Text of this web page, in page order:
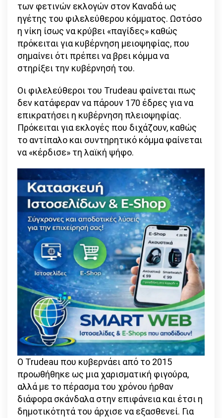
με
μειοψηφία
των φετινών εκλογών στον Καναδά ως
ηγέτης του φιλελεύθερου κόμματος. Ωστόσο
η νίκη ίσως να κρύβει «παγίδες» καθώς
πρόκειται για κυβέρνηση μειοψηφίας, που
σημαίνει ότι πρέπει να βρει κόμμα να
στηρίξει την κυβέρνησή του.
Οι φιλελεύθεροι του Trudeau φαίνεται πως
δεν κατάφεραν να πάρουν 170 έδρες για να
επικρατήσει η κυβέρνηση πλειοψηφίας.
Πρόκειται για εκλογές που διχάζουν, καθώς
το αντίπαλο και συντηρητικό κόμμα φαίνεται
να «κέρδισε» τη λαϊκή ψήφο.
Ο Trudeau που κυβερνάει από το 2015
προωθήθηκε ως μια χαρισματική φιγούρα,
αλλά με το πέρασμα του χρόνου ήρθαν
διάφορα σκάνδαλα στην επιφάνεια και έτσι η
δημοτικότητά του άρχισε να εξασθενεί. Για